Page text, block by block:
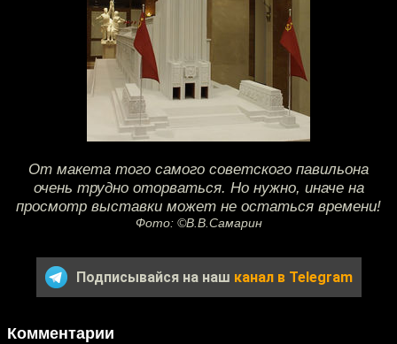
От макета того самого советского павильона
очень трудно оторваться. Но нужно, иначе на
просмотр выставки может не остаться времени!
Фото: ©В.В.Самарин
Подписывайся на наш канал в Telegram
Комментарии